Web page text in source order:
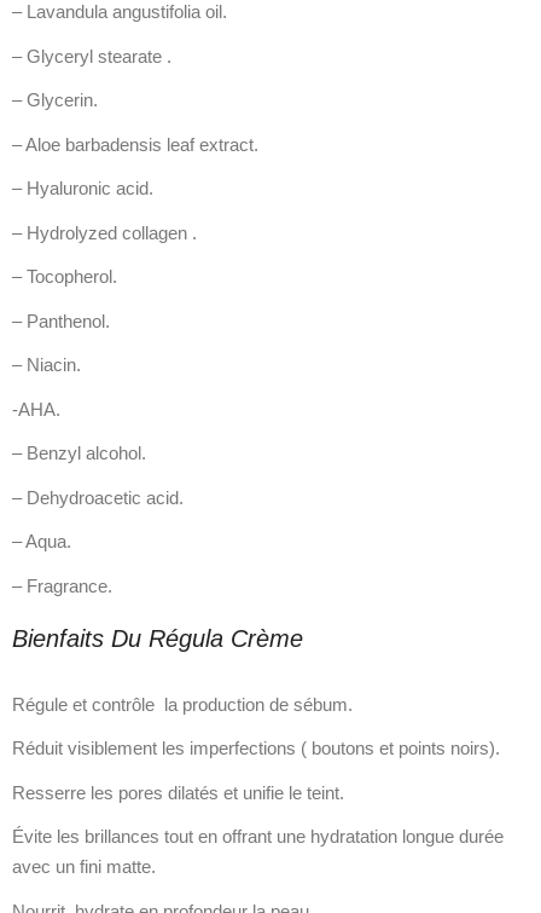
– Lavandula angustifolia oil.
– Glyceryl stearate .
– Glycerin.
– Aloe barbadensis leaf extract.
– Hyaluronic acid.
– Hydrolyzed collagen .
– Tocopherol.
– Panthenol.
– Niacin.
-AHA.
– Benzyl alcohol.
– Dehydroacetic acid.
– Aqua.
– Fragrance.
Bienfaits Du Régula Crème
Régule et contrôle la production de sébum.
Réduit visiblement les imperfections ( boutons et points noirs).
Resserre les pores dilatés et unifie le teint.
Évite les brillances tout en offrant une hydratation longue durée
avec un fini matte.